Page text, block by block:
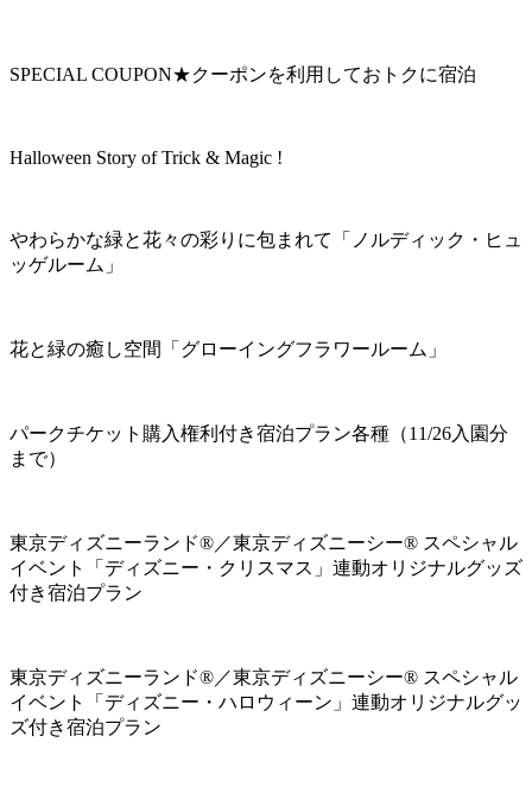
SPECIAL COUPON★クーポンを利用しておトクに宿泊
Halloween Story of Trick & Magic !
やわらかな緑と花々の彩りに包まれて「ノルディック・ヒュ
ッゲルーム」
花と緑の癒し空間「グローイングフラワールーム」
パークチケット購入権利付き宿泊プラン各種（11/26入園分
まで）
東京ディズニーランド®／東京ディズニーシー® スペシャル
イベント「ディズニー・クリスマス」連動オリジナルグッズ
付き宿泊プラン
東京ディズニーランド®／東京ディズニーシー® スペシャル
イベント「ディズニー・ハロウィーン」連動オリジナルグッ
ズ付き宿泊プラン